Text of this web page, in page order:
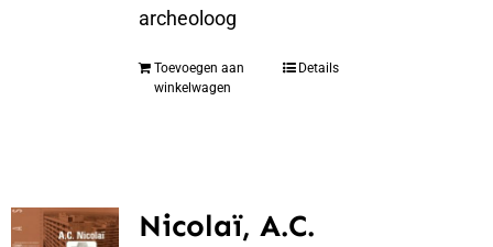
archeoloog
Toevoegen aan
winkelwagen
Details
Nicolaï, A.C.